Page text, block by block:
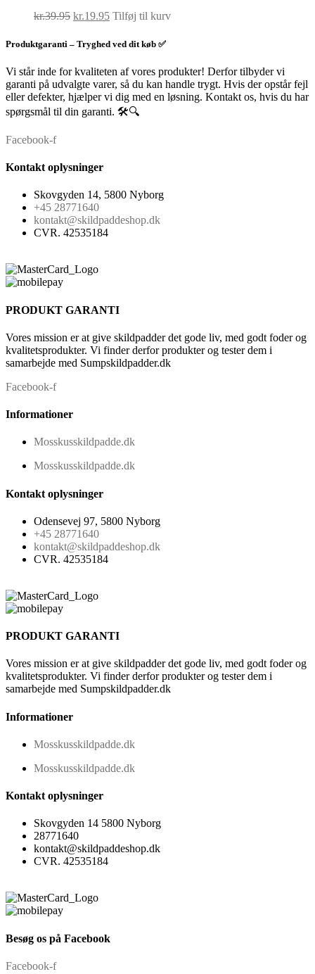
kr.39.95 Den
pris
var:
kr.39.95.
kr.19.95Den
pris
kr.19.95.
Tilføj til kurv
Produktgaranti – Tryghed ved dit køb ✅
Vi står inde for kvaliteten af vores produkter! Derfor tilbyder vi
garanti på udvalgte varer, så du kan handle trygt. Hvis der opstår fejl
eller defekter, hjælper vi dig med en løsning. Kontakt os, hvis du har
spørgsmål til din garanti. 🛠️🔍
Facebook-f
Kontakt oplysninger
Skovgyden 14, 5800 Nyborg
+45 28771640
kontakt@skildpaddeshop.dk
CVR. 42535184
PRODUKT GARANTI
Vores mission er at give skildpadder det gode liv, med godt foder og
kvalitetsprodukter. Vi finder derfor produkter og tester dem i
samarbejde med Sumpskildpadder.dk
Facebook-f
Informationer
Mosskusskildpadde.dk
Mosskusskildpadde.dk
Kontakt oplysninger
Odensevej 97, 5800 Nyborg
+45 28771640
kontakt@skildpaddeshop.dk
CVR. 42535184
PRODUKT GARANTI
Vores mission er at give skildpadder det gode liv, med godt foder og
kvalitetsprodukter. Vi finder derfor produkter og tester dem i
samarbejde med Sumpskildpadder.dk
Informationer
Mosskusskildpadde.dk
Mosskusskildpadde.dk
Kontakt oplysninger
Skovgyden 14 5800 Nyborg
28771640
kontakt@skildpaddeshop.dk
CVR. 42535184
Besøg os på Facebook
Facebook-f